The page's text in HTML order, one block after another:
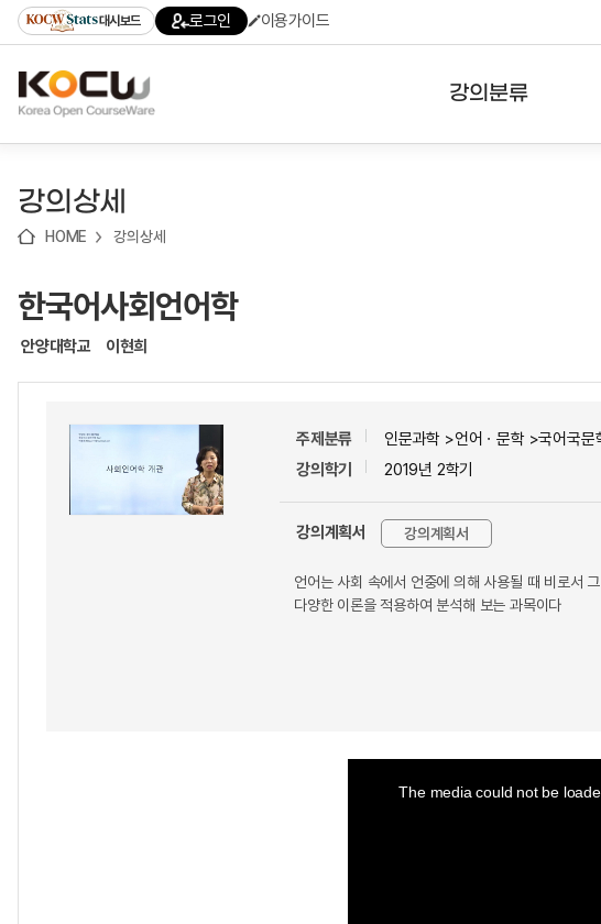
기
기
기
content)
가
대시보드 로그인 이용가이드
강의분류
강의상세
HOME 강의상세
한국어사회언어학
안양대학교 이현희
주제분류
인문과학 >언어ㆍ문학 >국어국문
강의학기
2019년 2학기
강의계획서 강의계획서
언어는 사회 속에서 언중에 의해 사용될 때 비로서
다양한 이론을 적용하여 분석해 보는 과목이다
The media could not be